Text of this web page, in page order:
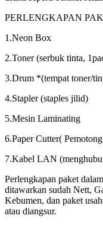
PERLENGKAPAN
1.Neon Box
2.Toner (serbuk tinta,
3.Drum *(tempat toner/
4.Stapler (staples jilid)
5.Mesin Laminating
6.Paper Cutter(
7.Kabel LAN
Perlengkapan paket
ditawarkan sudah Nett,
Kebumen, dan paket
atau diangsur.